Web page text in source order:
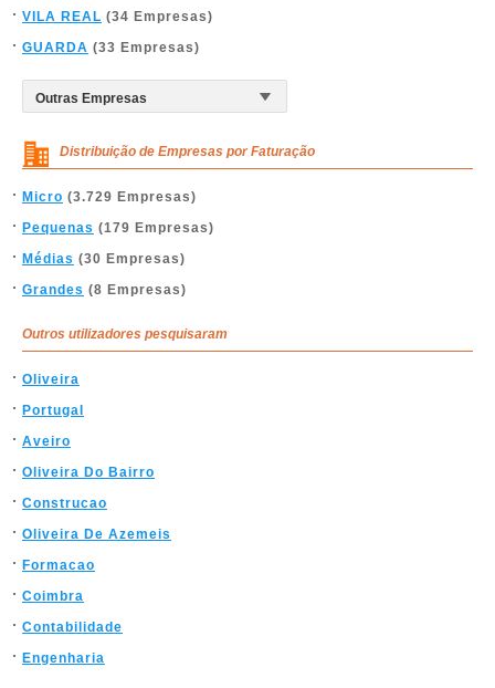
VILA REAL (34 Empresas)
GUARDA (33 Empresas)
Distribuição de Empresas por Faturação
Micro (3.729 Empresas)
Pequenas (179 Empresas)
Médias (30 Empresas)
Grandes (8 Empresas)
Outros utilizadores pesquisaram
Oliveira
Portugal
Aveiro
Oliveira Do Bairro
Construcao
Oliveira De Azemeis
Formacao
Coimbra
Contabilidade
Engenharia